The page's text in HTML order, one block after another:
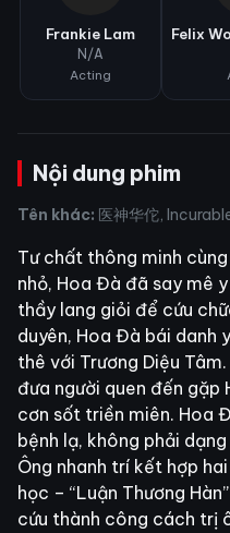
Frankie Lam
N/A
Acting
Felix
Nội dung phim
Tên khác: 医神华佗,
Tư chất thông minh
nhỏ, Hoa Đà đã say mê
thầy lang giỏi để cứu
duyên, Hoa Đà bái danh
thê với Trương Diệu
đưa người quen đến gặp
cơn sốt triền miên. Hoa
bệnh lạ, không phải
Ông nhanh trí kết hợp
học – “Luận Thương
cứu thành công cách trị